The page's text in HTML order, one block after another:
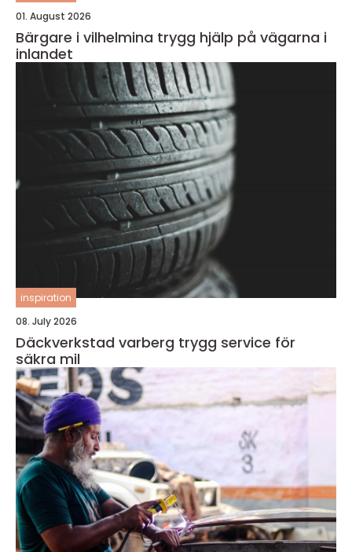
01. August 2026
Bärgare i vilhelmina trygg hjälp på vägarna i
inlandet
inspiration
08. July 2026
Däckverkstad varberg trygg service för
säkra mil